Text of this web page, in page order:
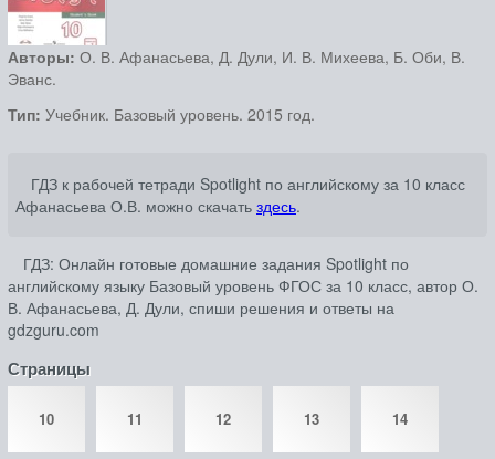
Авторы: О. В. Афанасьева, Д. Дули, И. В. Михеева, Б. Оби, В.
Эванс.
Тип: Учебник. Базовый уровень. 2015 год.
ГДЗ к рабочей тетради Spotlight по английскому за 10 класс
Афанасьева О.В. можно скачать здесь.
ГДЗ: Онлайн готовые домашние задания Spotlight по
английскому языку Базовый уровень ФГОС за 10 класс, автор О.
В. Афанасьева, Д. Дули, спиши решения и ответы на
gdzguru.com
Страницы
10 11 12 13 14